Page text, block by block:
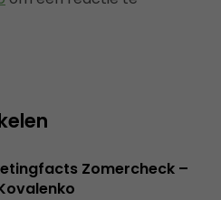
Zomercheck –